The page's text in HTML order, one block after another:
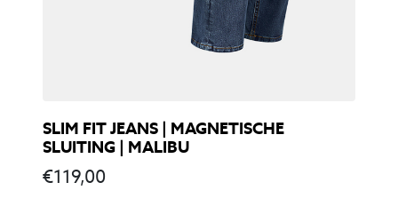
SLIM FIT JEANS | MAGNETISCHE
SLUITING | MALIBU
€119,00